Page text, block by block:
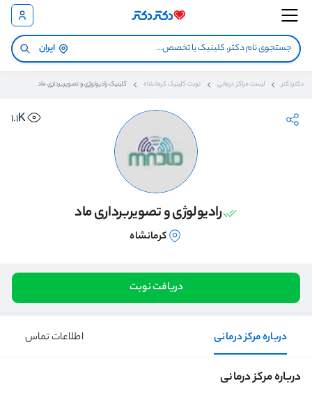
ایران
دکتردکتر لیست مراکز درمانی نوبت کلینیک کرمانشاه کلینیک رادیولوژی و تصویربرداری ماد
1.1K
رادیولوژی و تصویربرداری ماد
کرمانشاه
دریافت نوبت
درباره مرکز درمانی اطلاعات تماس
درباره مرکز درمانی